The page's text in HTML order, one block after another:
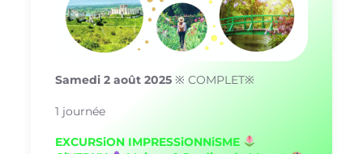
Samedi 2 août 2025 ※ COMPLET※
1 journée
EXCURSiON IMPRESSiONNiSME